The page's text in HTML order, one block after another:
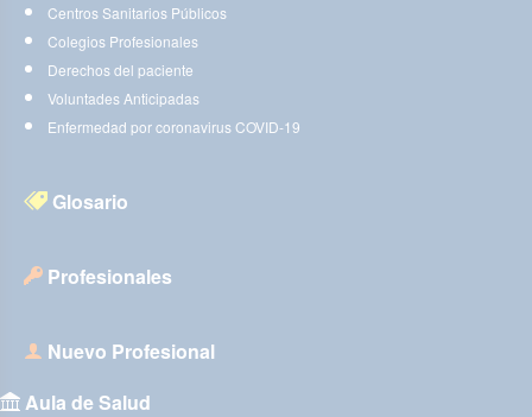
Centros Sanitarios Públicos
Colegios Profesionales
Derechos del paciente
Voluntades Anticipadas
Enfermedad por coronavirus COVID-19
Glosario
Profesionales
Nuevo Profesional
Aula de Salud